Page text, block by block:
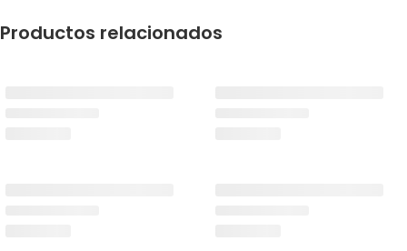
Productos relacionados